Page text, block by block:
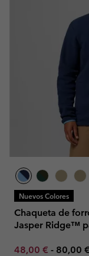
Nuevos Colores
Chaqueta de
Jasper Ridge™
Minimum sale
48,00 € - 80,00 €